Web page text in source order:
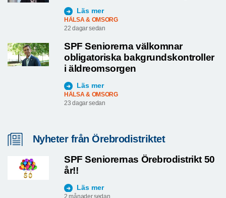
Läs mer
HÄLSA & OMSORG
22 dagar sedan
SPF Seniorerna välkomnar
obligatoriska bakgrundskontroller
i äldreomsorgen
Läs mer
HÄLSA & OMSORG
23 dagar sedan
Nyheter från Örebrodistriktet
SPF Seniorernas Örebrodistrikt 50
år!!
Läs mer